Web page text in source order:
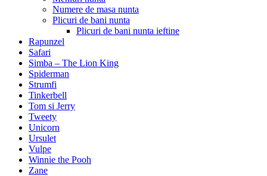
Numere de masa nunta
Plicuri de bani nunta
Plicuri de bani nunta ieftine
Rapunzel
Safari
Simba – The Lion King
Spiderman
Strumfi
Tinkerbell
Tom si Jerry
Tweety
Unicorn
Ursulet
Vulpe
Winnie the Pooh
Zane